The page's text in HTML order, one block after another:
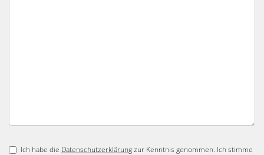
Ich habe die Datenschutzerklärungzur Kenntnis genommen. Ich stimme